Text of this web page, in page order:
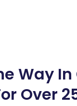
Way
Over